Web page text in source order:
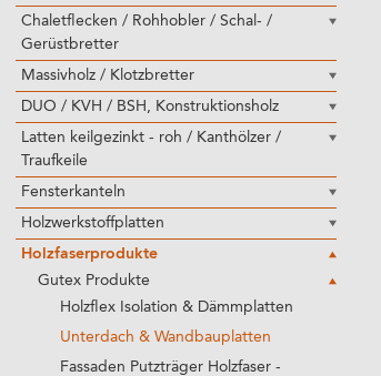
Chaletflecken / Rohhobler / Schal- /
Gerüstbretter
Massivholz / Klotzbretter
DUO / KVH / BSH, Konstruktionsholz
Latten keilgezinkt - roh / Kanthölzer /
Traufkeile
Fensterkanteln
Holzwerkstoffplatten
Holzfaserprodukte
Gutex Produkte
Holzflex Isolation & Dämmplatten
Unterdach & Wandbauplatten
Fassaden Putzträger Holzfaser -